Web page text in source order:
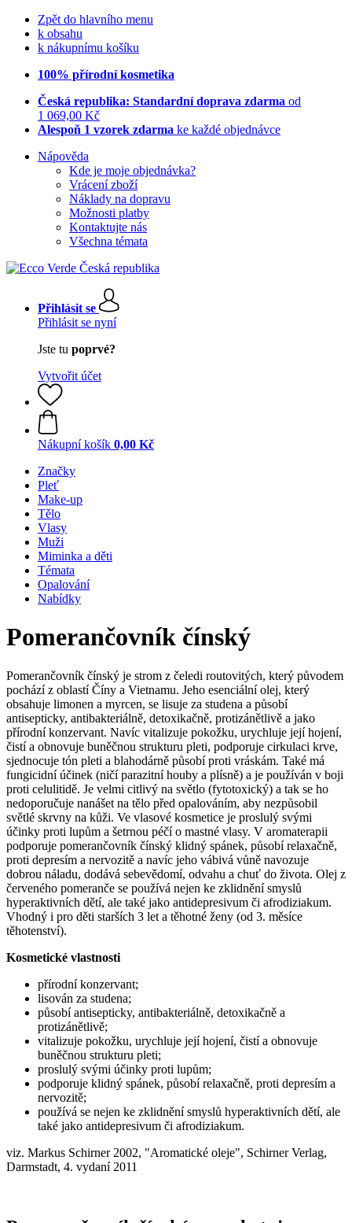
Zpět do hlavního menu
k obsahu
k nákupnímu košíku
100% přírodní kosmetika
Česká republika: Standardní doprava zdarma od
1 069,00 Kč
Alespoň 1 vzorek zdarma ke každé objednávce
Nápověda
Kde je moje objednávka?
Vrácení zboží
Náklady na dopravu
Možnosti platby
Kontaktujte nás
Všechna témata
Přihlásit se
Přihlásit se nyní
Jste tu poprvé?
Vytvořit účet
Nákupní košík 0,00 Kč
Značky
Pleť
Make-up
Tělo
Vlasy
Muži
Miminka a děti
Témata
Opalování
Nabídky
Pomerančovník čínský
Pomerančovník čínský je strom z čeledi routovitých, který původem
pochází z oblastí Číny a Vietnamu. Jeho esenciální olej, který
obsahuje limonen a myrcen, se lisuje za studena a působí
antisepticky, antibakteriálně, detoxikačně, protizánětlivě a jako
přírodní konzervant. Navíc vitalizuje pokožku, urychluje její hojení,
čistí a obnovuje buněčnou strukturu pleti, podporuje cirkulaci krve,
sjednocuje tón pleti a blahodárně působí proti vráskám. Také má
fungicidní účinek (ničí parazitní houby a plísně) a je používán v boji
proti celulitidě. Je velmi citlivý na světlo (fytotoxický) a tak se ho
nedoporučuje nanášet na tělo před opalováním, aby nezpůsobil
světlé skrvny na kůži. Ve vlasové kosmetice je proslulý svými
účinky proti lupům a šetrnou péčí o mastné vlasy. V aromaterapii
podporuje pomerančovník čínský klidný spánek, působí relaxačně,
proti depresím a nervozitě a navíc jeho vábivá vůně navozuje
dobrou náladu, dodává sebevědomí, odvahu a chuť do života. Olej z
červeného pomeranče se používá nejen ke zklidnění smyslů
hyperaktivních dětí, ale také jako antidepresivum či afrodiziakum.
Vhodný i pro děti starších 3 let a těhotné ženy (od 3. měsíce
těhotenství).
Kosmetické vlastnosti
přírodní konzervant;
lisován za studena;
působí antisepticky, antibakteriálně, detoxikačně a
protizánětlivě;
vitalizuje pokožku, urychluje její hojení, čistí a obnovuje
buněčnou strukturu pleti;
proslulý svými účinky proti lupům;
podporuje klidný spánek, působí relaxačně, proti depresím a
nervozitě;
používá se nejen ke zklidnění smyslů hyperaktivních dětí, ale
také jako antidepresivum či afrodiziakum.
viz. Markus Schirner 2002, "Aromatické oleje", Schirner Verlag,
Darmstadt, 4. vydaní 2011